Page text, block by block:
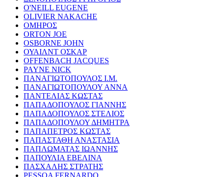
O'NEILL EUGENE
OLIVIER NAKACHE
ΟΜΗΡΟΣ
ORTON JOE
OSBORNE JOHN
ΟΥΑΙΛΝΤ ΟΣΚΑΡ
OFFENBACH JACQUES
PAYNE NICK
ΠΑΝΑΓΙΩΤΟΠΟΥΛΟΣ Ι.Μ.
ΠΑΝΑΓΙΩΤΟΠΟΥΛΟΥ ΑΝΝΑ
ΠΑΝΤΕΛΙΑΣ ΚΩΣΤΑΣ
ΠΑΠΑΔΟΠΟΥΛΟΣ ΓΙΑΝΝΗΣ
ΠΑΠΑΔΟΠΟΥΛΟΣ ΣΤΕΛΙΟΣ
ΠΑΠΑΔΟΠΟΥΛΟΥ ΔΗΜΗΤΡΑ
ΠΑΠΑΠΕΤΡΟΣ ΚΩΣΤΑΣ
ΠΑΠΑΣΤΑΘΗ ΑΝΑΣΤΑΣΙΑ
ΠΑΠΛΩΜΑΤΑΣ ΙΩΑΝΝΗΣ
ΠΑΠΟΥΛΙΑ ΕΒΕΛΙΝΑ
ΠΑΣΧΑΛΗΣ ΣΤΡΑΤΗΣ
PESSOA FERNARDO